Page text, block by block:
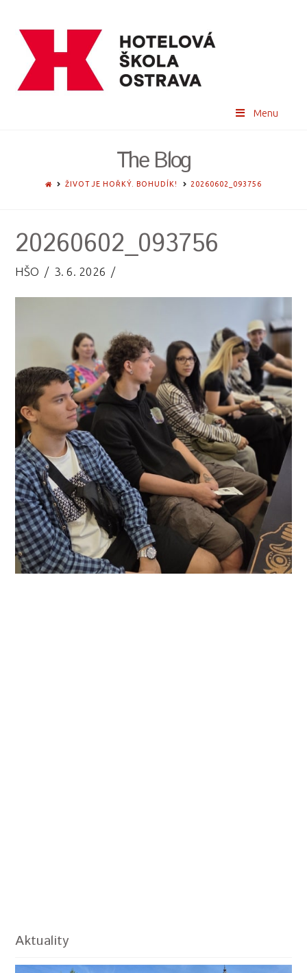
Menu
The Blog
HOMEŽIVOT JE HOŘKÝ. BOHUDÍK! 20260602_093756
20260602_093756
HŠO 3. 6. 2026
Aktuality